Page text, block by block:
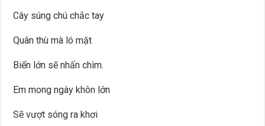
Cây súng chú chắc tay
Quân thù mà ló mặt
Biển lớn sẽ nhấn chìm.
Em mong ngày khôn lớn
Sẽ vượt sóng ra khơi